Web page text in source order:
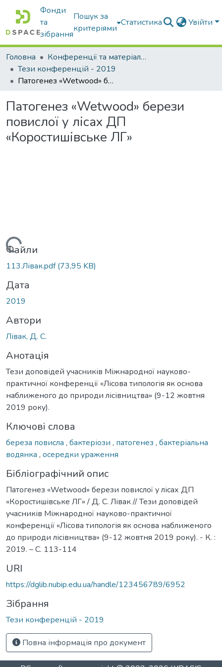
Фонди
та
зібрання
Пошук за
критеріями
Статистика Увійти
Головна
Конференції та матеріали конференцій
Тези конференцій - 2019
Патогенез «Wetwood» берези повислої у лісах ДП «Коростишівське ЛГ»
Патогенез «Wetwood» берези
повислої у лісах ДП
«Коростишівське ЛГ»
Вантажиться...
Файли
113.Лівак.pdf(73,95 KB)
Дата
2019
Автори
Лівак, Д. С.
Анотація
Тези доповідей учасників Міжнародної науково-
практичної конференції «Лісова типологія як основа
наближеного до природи лісівництва» (9-12 жовтня
2019 року).
Ключові слова
береза повисла , бактеріози , патогенез , бактеріальна
водянка , осередки ураження
Бібліографічний опис
Патогенез «Wetwood» берези повислої у лісах ДП
«Коростишівське ЛГ» / Д. С. Лівак // Тези доповідей
учасників Міжнародної науково-практичної
конференції «Лісова типологія як основа наближеного
до природи лісівництва» (9-12 жовтня 2019 року). - К. :
2019. – C. 113-114
URI
https://dglib.nubip.edu.ua/handle/123456789/6952
Зібрання
Тези конференцій - 2019
Повна інформація про документ